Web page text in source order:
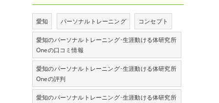
愛知 パーソナルトレーニング コンセプト
愛知のパーソナルトレーニング･生涯動ける体研究所
Oneの口コミ情報
愛知のパーソナルトレーニング･生涯動ける体研究所
Oneの評判
愛知のパーソナルトレーニング･生涯動ける体研究所